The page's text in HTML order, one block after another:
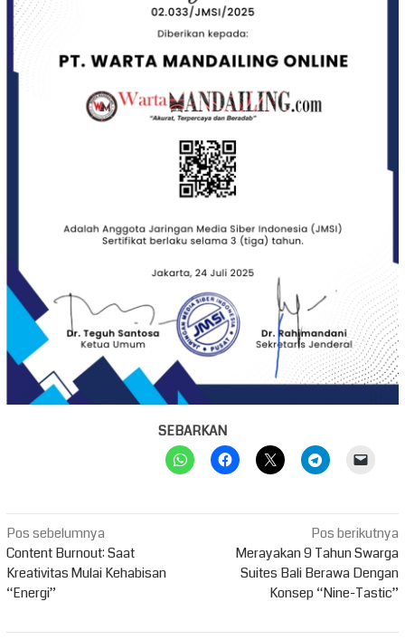
SEBARKAN
Navigasi
pos
Pos sebelumnya
Content Burnout: Saat
Kreativitas Mulai Kehabisan
“Energi”
Pos berikutnya
Merayakan 9 Tahun Swarga
Suites Bali Berawa Dengan
Konsep “Nine-Tastic”